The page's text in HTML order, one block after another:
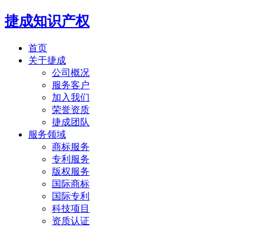
捷成知识产权
首页
关于捷成
公司概况
服务客户
加入我们
荣誉资质
捷成团队
服务领域
商标服务
专利服务
版权服务
国际商标
国际专利
科技项目
资质认证